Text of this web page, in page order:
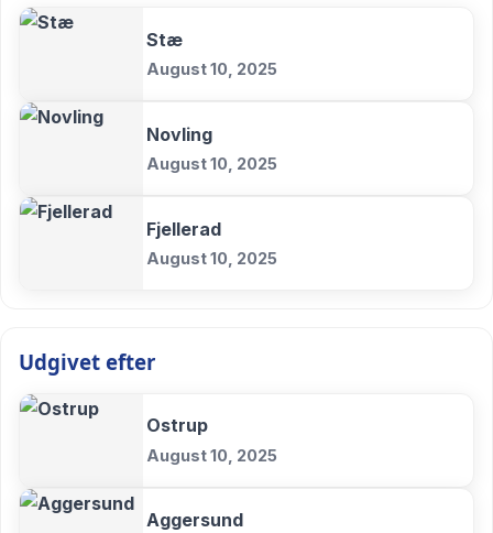
Stæ
August 10, 2025
Novling
August 10, 2025
Fjellerad
August 10, 2025
Udgivet efter
Ostrup
August 10, 2025
Aggersund